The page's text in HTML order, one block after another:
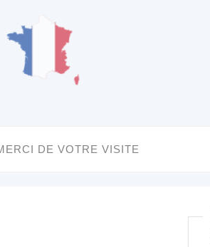
DE VOTRE VISITE